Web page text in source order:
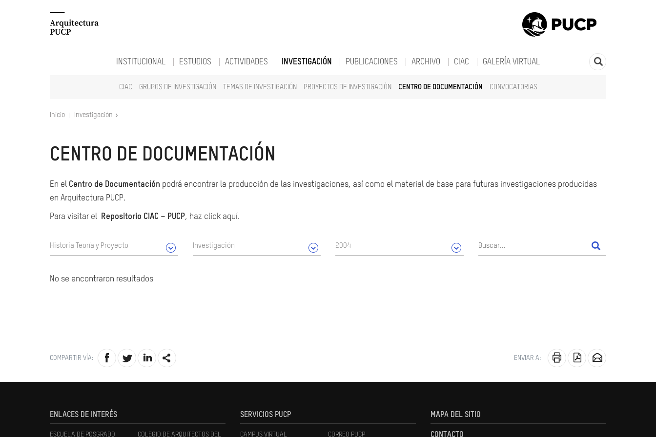
INSTITUCIONAL ESTUDIOS ACTIVIDADES INVESTIGACIÓN
CIAC GRUPOS DE INVESTIGACIÓN TEMAS DE INVESTIGACIÓN PROYECTOS DE INVESTIGACIÓN CENTRO DE DOCUMENTACIÓN CONVOCATORIAS
PUBLICACIONES ARCHIVO CIAC GALERÍA VIRTUAL
Inicio Investigación
CENTRO DE DOCUMENTACIÓN
En el Centro de Documentación podrá encontrar la producción de las investigaciones, así como el material de base para futuras investigaciones producidas
en Arquitectura PUCP.
Para visitar el Repositorio CIAC – PUCP, haz click aquí.
Historia Teoría y Proyecto Investigación 2004
No se encontraron resultados
COMPARTIR VÍA: ENVIAR A:
ENLACES DE INTERÉS
ESCUELA DE POSGRADO COLEGIO DE ARQUITECTOS DEL
SERVICIOS PUCP
CAMPUS VIRTUAL CORREO PUCP
MAPA DEL SITIO
CONTACTO